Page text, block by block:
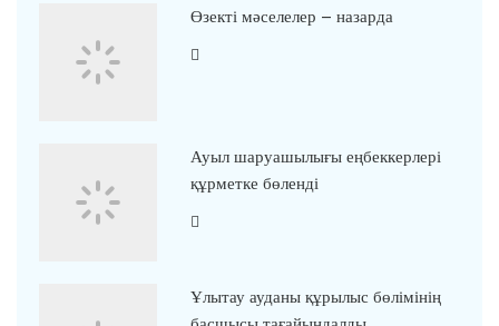
Өзекті мәселелер – назарда
Ауыл шаруашылығы еңбеккерлері
құрметке бөленді
Ұлытау ауданы құрылыс бөлімінің